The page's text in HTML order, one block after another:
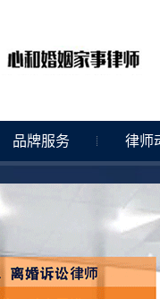
品牌服务 律师